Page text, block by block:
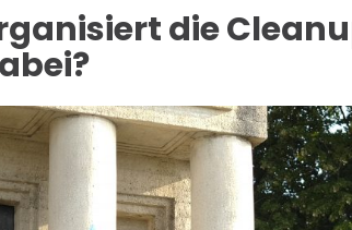
die